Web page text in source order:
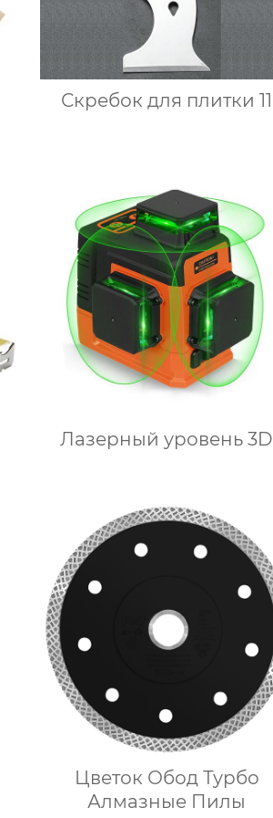
Скребок для плитки 11
Лазерный уровень 3D
Цветок Обод Турбо
Алмазные Пилы